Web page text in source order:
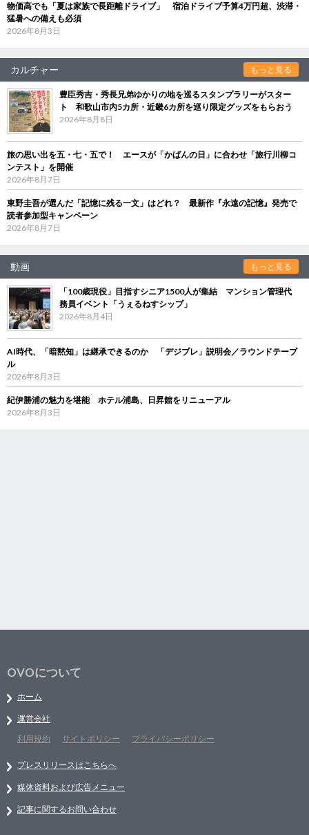
物価高でも「夏は家族で長距離ドライブ」 宿泊ドライブ予算4万円超、渋滞・
猛暑への備えも必須
2026年8月3日
カルチャー もっと見る
豊臣秀吉・秀長兄弟ゆかりの地を巡るスタンプラリーがスター
ト 和歌山市内5カ所・近畿6カ所を巡り限定グッズをもらおう
2026年8月8日
旅の思い出を五・七・五で！ エースが「かばんの日」に合わせ「旅行川柳コ
ンテスト」を開催
2026年8月7日
東野圭吾が選んだ「記憶に残る一文」はどれ？ 最新作『永遠の記憶』発売で
読者参加型キャンペーン
2026年8月7日
動画 もっと見る
「100歳現役」目指すシニア1500人が集結 マンション管理代
務員イベント「うぇるねすシップ」
2026年8月4日
AI時代、「暗黙知」は継承できるのか 「デジブレ」説明会／ラウンドテーブ
ル
2026年8月3日
紀伊勝浦の魅力を堪能 ホテル浦島、日昇館をリニューアル
2026年8月3日
OVOについて
ホーム
運営会社
利用規約
サイトポリシー プライバシーポリシー
プレスリリースはこちらへ
媒体資料および広告メニュー
記事に関するお問い合わせ